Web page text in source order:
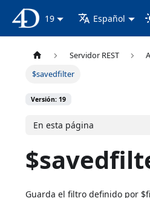
Documentación 4D
19 Español
Servidor REST
$savedfilter
Versión: 19
En esta página
Guarda el filtro definido por